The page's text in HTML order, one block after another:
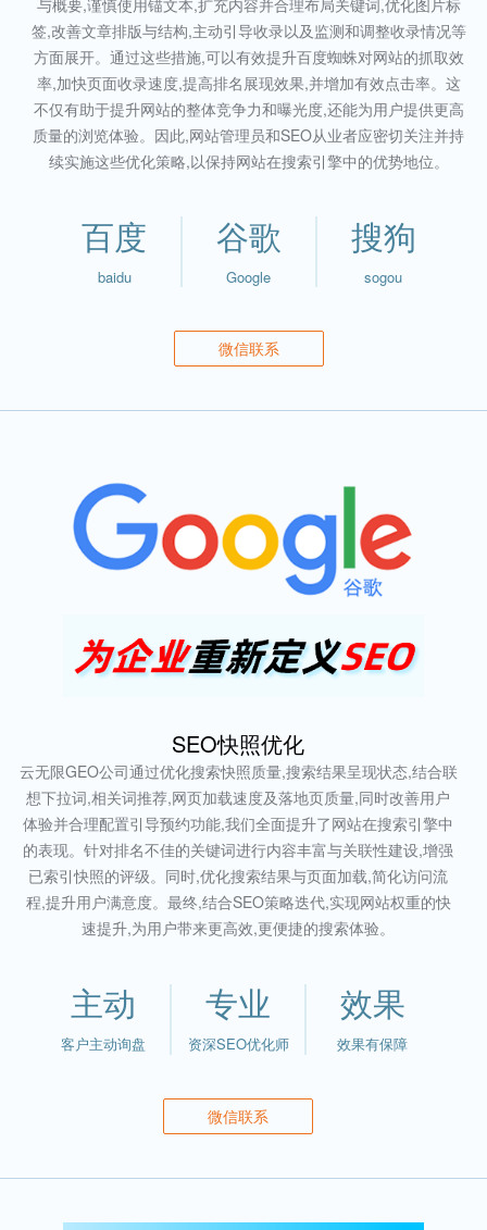
签,改善文章排版与结构,主动引导收录以及监测和调整收录情况等
方面展开。通过这些措施,可以有效提升百度蜘蛛对网站的抓取效
率,加快页面收录速度,提高排名展现效果,并增加有效点击率。这
不仅有助于提升网站的整体竞争力和曝光度,还能为用户提供更高
质量的浏览体验。因此,网站管理员和SEO从业者应密切关注并持
续实施这些优化策略,以保持网站在搜索引擎中的优势地位。
百度
baidu
谷歌
Google
搜狗
sogou
微信联系
SEO快照优化
云无限GEO公司通过优化搜索快照质量,搜索结果呈现状态,结合联
想下拉词,相关词推荐,网页加载速度及落地页质量,同时改善用户
体验并合理配置引导预约功能,我们全面提升了网站在搜索引擎中
的表现。针对排名不佳的关键词进行内容丰富与关联性建设,增强
已索引快照的评级。同时,优化搜索结果与页面加载,简化访问流
程,提升用户满意度。最终,结合SEO策略迭代,实现网站权重的快
速提升,为用户带来更高效,更便捷的搜索体验。
主动
客户主动询盘
专业
资深SEO优化师
效果
效果有保障
微信联系